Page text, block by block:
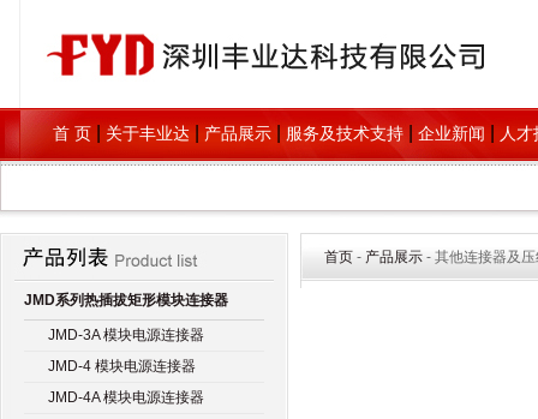
首 页 关于丰业达 产品展示 服务及技术支持 企业新闻 人
JMD系列热插拔矩形模块连接器
JMD-3A 模块电源连接器
JMD-4 模块电源连接器
JMD-4A 模块电源连接器
首页 - 产品展示 - 其他连接器及